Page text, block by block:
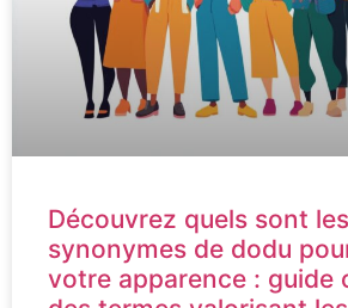
Découvrez quels sont les
synonymes de dodu
votre apparence : guide